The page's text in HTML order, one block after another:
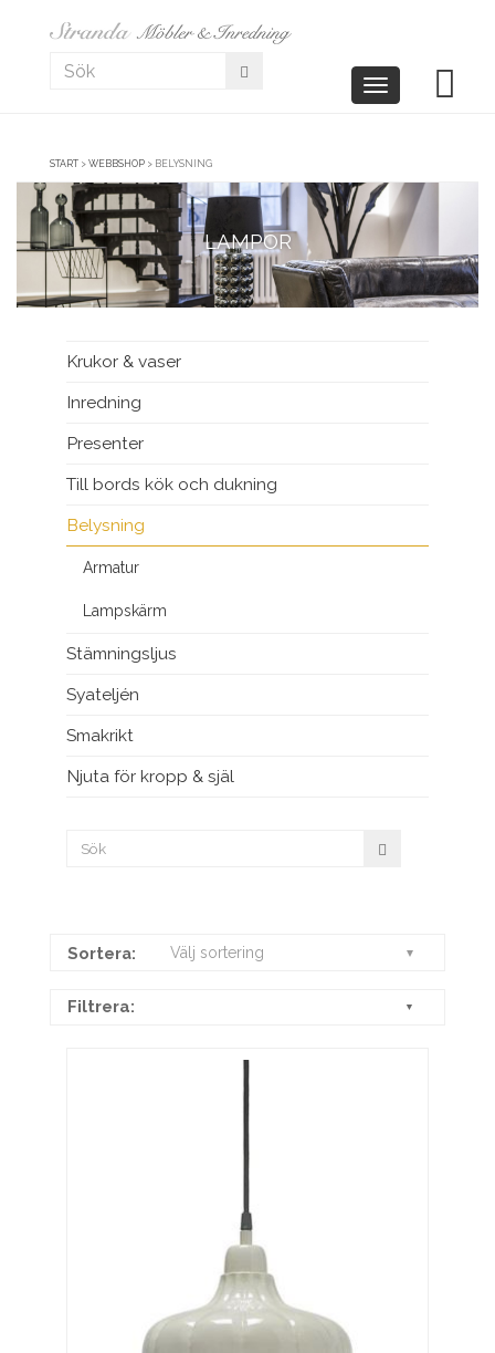
Toggle
START > WEBBSHOP > BELYSNING
LAMPOR
Krukor & vaser
Inredning
Presenter
Till bords kök och dukning
Belysning
Armatur
Lampskärm
Stämningsljus
Syateljén
Smakrikt
Njuta för kropp & själ
Välj sortering
Sortera:
Filtrera: ▼